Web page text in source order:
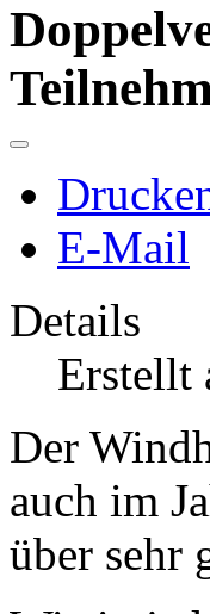
E-Mail
Details
Erstellt
Der
auch im
über sehr